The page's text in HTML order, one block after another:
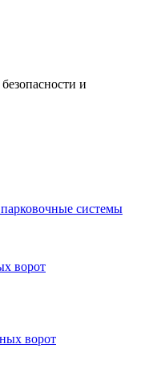
и
системы
ворот
ворот